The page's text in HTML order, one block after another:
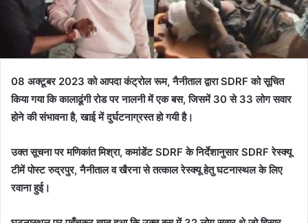
08 अक्टूबर 2023 को आपदा कंट्रोल रूम, नैनीताल द्वारा SDRF को सूचित
किया गया कि कालाढूंगी रोड पर नालनी में एक बस, जिसमें 30 से 33 लोग सवार
होने की संभावना है, खाई में दुर्घटनाग्रस्त हो गयी है।
उक्त सूचना पर मणिकांत मिश्रा, कमांडेंट SDRF के निर्देशानुसार SDRF रेस्क्यू
टीमें पोस्ट रुद्रपुर, नैनीताल व खैरना से तत्काल रेस्क्यू हेतु घटनास्थल के लिए
रवाना हुई।